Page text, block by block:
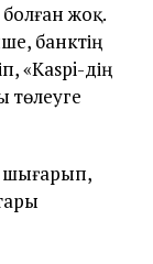
болған жоқ.
банктің
«Kaspi-дің
төлеуге
шығарып,